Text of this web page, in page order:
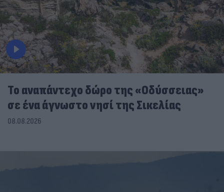
To αναπάντεχο δώρο της «Οδύσσειας»
σε ένα άγνωστο νησί της Σικελίας
08.08.2026